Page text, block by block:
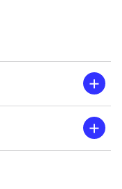
app
det
i
af